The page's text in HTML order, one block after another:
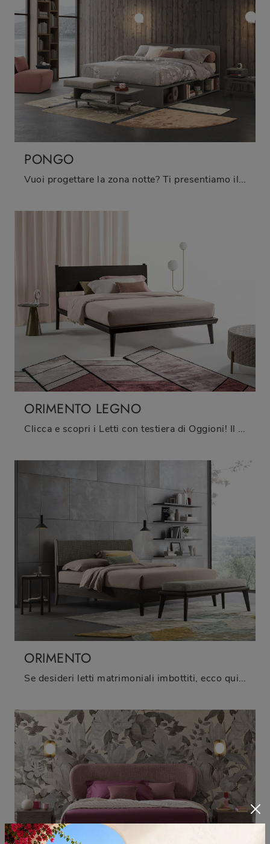
PONGO
Vuoi progettare la zona notte? Ti presentiamo il letto in legno Pongo di Oggioni per spazi moderni.
ORIMENTO LEGNO
Clicca e scopri i Letti con testiera di Oggioni! Il modello Orimento Legno in legno ti attende nelle versioni matrimoniali.
ORIMENTO
Se desideri letti matrimoniali imbottiti, ecco qui il modello Orimento in tessuto per valorizzare la zona notte.